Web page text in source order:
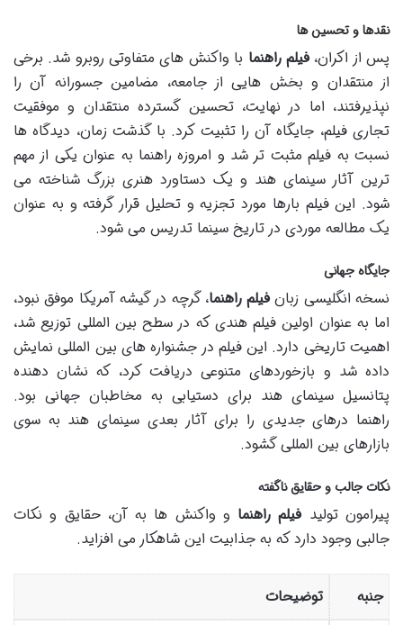
نقدها و تحسین ها
پس از اکران،فیلم راهنما با واکنش های متفاوتی روبرو شد. برخی
از منتقدان و بخش هایی از جامعه، مضامین جسورانه آن را
نپذیرفتند، اما در نهایت، تحسین گسترده منتقدان و موفقیت
تجاری فیلم، جایگاه آن را تثبیت کرد. با گذشت زمان، دیدگاه ها
نسبت به فیلم مثبت تر شد و امروزه راهنما به عنوان یکی از مهم
ترین آثار سینمای هند و یک دستاورد هنری بزرگ شناخته می
شود. این فیلم بارها مورد تجزیه و تحلیل قرار گرفته و به عنوان
یک مطالعه موردی در تاریخ سینما تدریس می شود.
جایگاه جهانی
نسخه انگلیسی زبانفیلم راهنما، گرچه در گیشه آمریکا موفق نبود،
اما به عنوان اولین فیلم هندی که در سطح بین المللی توزیع شد،
اهمیت تاریخی دارد. این فیلم در جشنواره های بین المللی نمایش
داده شد و بازخوردهای متنوعی دریافت کرد، که نشان دهنده
پتانسیل سینمای هند برای دستیابی به مخاطبان جهانی بود.
راهنما درهای جدیدی را برای آثار بعدی سینمای هند به سوی
بازارهای بین المللی گشود.
نکات جالب و حقایق ناگفته
پیرامون تولیدفیلم راهنما و واکنش ها به آن، حقایق و نکات
جالبی وجود دارد که به جذابیت این شاهکار می افزاید.
جنبه توضیحات